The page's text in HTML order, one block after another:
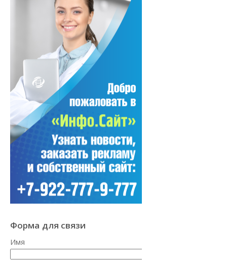
Форма для связи
Имя